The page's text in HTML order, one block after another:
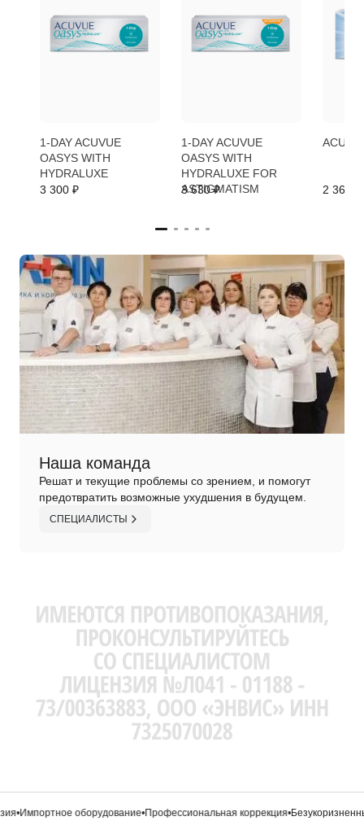
1-DAY ACUVUE
OASYS WITH
HYDRALUXE
3 300 ₽
1-DAY ACUVUE
OASYS WITH
HYDRALUXE FOR
ASTIGMATISM
3 630 ₽ 2 364 ₽
Наша команда
Решат и текущие проблемы со зрением, и помогут
предотвратить возможные ухудшения в будущем.
СПЕЦИАЛИСТЫ
•Импортное оборудование•Профессиональная коррекция•